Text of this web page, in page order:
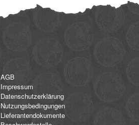
AGB
Impressum
Datenschutzerklärung
Nutzungsbedingungen
Lieferantendokumente